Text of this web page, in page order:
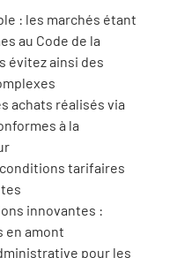
: les marchés étant
au Code de la
évitez ainsi des
achats réalisés via
à la
tarifaires
innovantes :
en amont
pour les